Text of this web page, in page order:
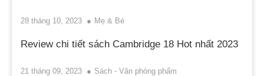
28 tháng 10, 2023 Mẹ & Bé
Review chi tiết sách Cambridge 18 Hot nhất 2023
21 tháng 09, 2023 Sách - Văn phòng phẩm